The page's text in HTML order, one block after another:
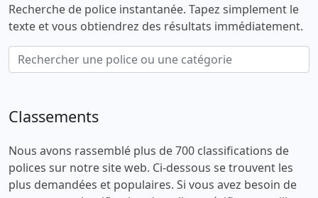
Recherche de police instantanée. Tapez simplement le
texte et vous obtiendrez des résultats immédiatement.
Classements
Nous avons rassemblé plus de 700 classifications de
polices sur notre site web. Ci-dessous se trouvent les
plus demandées et populaires. Si vous avez besoin de